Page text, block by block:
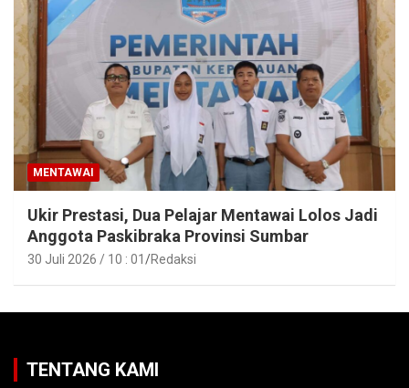
MENTAWAI
Ukir Prestasi, Dua Pelajar Mentawai Lolos Jadi
Anggota Paskibraka Provinsi Sumbar
30 Juli 2026 / 10 : 01 Redaksi
TENTANG KAMI